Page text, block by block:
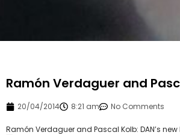
Ramón Verdaguer and
20/04/2014 8:21 am No Comments
Ramón Verdaguer and Pascal Kolb: DAN’s